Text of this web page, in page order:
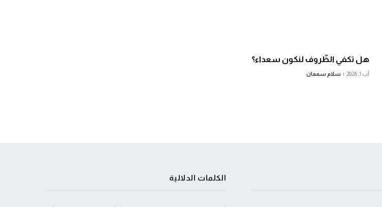
هل تكفي الظّروف لنكون سعداء؟
آب 1, 2026 سلام سمعان
الكلمات الدلالية